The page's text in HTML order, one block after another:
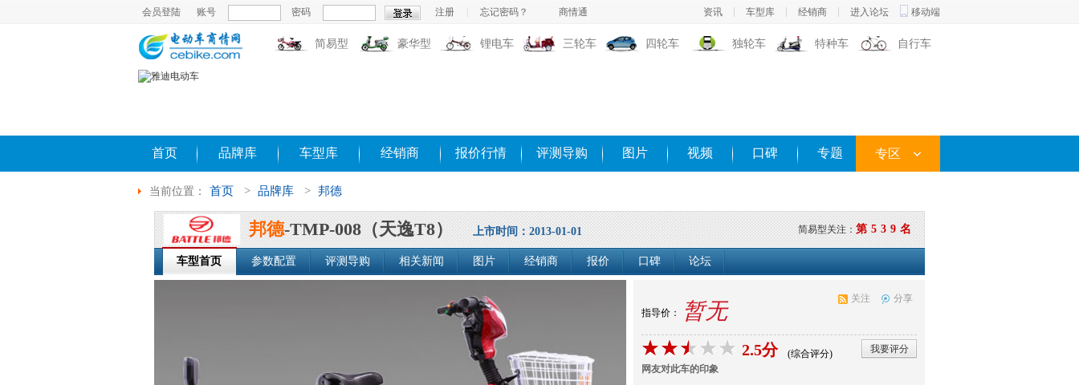
资讯 车型库 经销商 进入论坛 移动端
会员登陆 账号 密码 注册 忘记密码？ 商情通
简易型 豪华型 锂电车 三轮车 四轮车 独轮车 特种车 自行车
首页 品牌库 车型库 经销商 报价行情 评测导购 图片 视频 口碑 专题 专区
当前位置： 首页 > 品牌库 > 邦德
简易型关注：第539名
邦德-TMP-008（天逸T8） 上市时间：2013-01-01
车型首页 参数配置 评测导购 相关新闻 图片 经销商 报价 口碑 论坛
指导价： 暂无 关注 分享
2.5分 (综合评分)
我要评分
网友对此车的印象